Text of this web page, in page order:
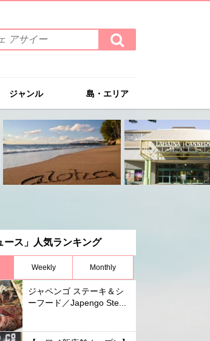
検
索
す
ジャンル 島・エリア
ース」人気ランキング
Weekly Monthly
ジャペンゴ ステーキ＆シ
ーフード／Japengo Ste...